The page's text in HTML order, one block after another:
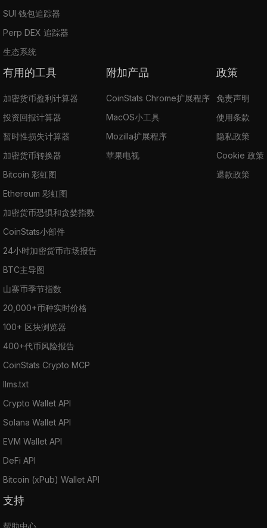
SUI 钱包追踪器
Perp DEX 追踪器
生态系统
有用的工具
加密货币盈利计算器
投资回报计算器
暂时性损失计算器
加密货币转换器
Bitcoin 彩虹图
Ethereum 彩虹图
加密货币恐惧和贪婪指数
CoinStats小部件
24小时加密货币市场报告
BTC主导图
山寨币季节指数
20,000+币种实时价格
100+ 区块浏览器
400+代币风险报告
CoinStats Crypto MCP
llms.txt
Crypto Wallet API
Solana Wallet API
EVM Wallet API
DeFi API
Bitcoin (xPub) Wallet API
附加产品
CoinStats Chrome扩展程序
MacOS小工具
Mozilla扩展程序
苹果电视
政策
免责声明
使用条款
隐私政策
Cookie 政策
退款政策
支持
帮助中心